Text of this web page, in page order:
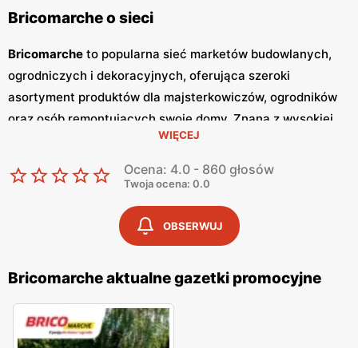
Bricomarche o sieci
Bricomarche to popularna sieć marketów budowlanych,
ogrodniczych i dekoracyjnych, oferująca szeroki
asortyment produktów dla majsterkowiczów, ogrodników
oraz osób remontujących swoje domy. Znana z wysokiej
jakości obsługi oraz konkurencyjnych
zdobyła zaufanie klientów, poszukujących
niezawodnych narzędzi i materiałów budowlanych.
regularnie wydajegazetki promocyjne
których prezentowane są najnowsze
promocje
oferty i sezonowe wyprzedaże.Gazetki
planować zakupy. Publikacje te pojawiają się zazwyczaj co
dwa tygodnie, zapewniając stały dostęp do informacji o
najnowszych okazjach. Sklepy
dogodnych lokalizacjach na terenie całej Polski, co ułatwia
WIĘCEJ
Ocena: 4.0 - 860 głosów
Twoja ocena: 0.0
OBSERWUJ
Bricomarche aktualne gazetki promocyjne